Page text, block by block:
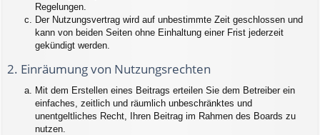
Regelungen.
Der Nutzungsvertrag wird auf unbestimmte Zeit geschlossen und
kann von beiden Seiten ohne Einhaltung einer Frist jederzeit
gekündigt werden.
2. Einräumung von Nutzungsrechten
Mit dem Erstellen eines Beitrags erteilen Sie dem Betreiber ein
einfaches, zeitlich und räumlich unbeschränktes und
unentgeltliches Recht, Ihren Beitrag im Rahmen des Boards zu
nutzen.